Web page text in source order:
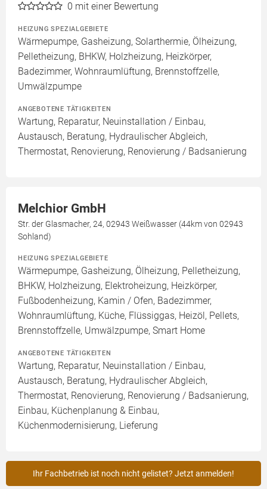
0 mit einer Bewertung
HEIZUNG SPEZIALGEBIETE
Wärmepumpe, Gasheizung, Solarthermie, Ölheizung,
Pelletheizung, BHKW, Holzheizung, Heizkörper,
Badezimmer, Wohnraumlüftung, Brennstoffzelle,
Umwälzpumpe
ANGEBOTENE TÄTIGKEITEN
Wartung, Reparatur, Neuinstallation / Einbau,
Austausch, Beratung, Hydraulischer Abgleich,
Thermostat, Renovierung, Renovierung / Badsanierung
Melchior GmbH
Str. der Glasmacher, 24, 02943 Weißwasser (44km von 02943
Sohland)
HEIZUNG SPEZIALGEBIETE
Wärmepumpe, Gasheizung, Ölheizung, Pelletheizung,
BHKW, Holzheizung, Elektroheizung, Heizkörper,
Fußbodenheizung, Kamin / Ofen, Badezimmer,
Wohnraumlüftung, Küche, Flüssiggas, Heizöl, Pellets,
Brennstoffzelle, Umwälzpumpe, Smart Home
ANGEBOTENE TÄTIGKEITEN
Wartung, Reparatur, Neuinstallation / Einbau,
Austausch, Beratung, Hydraulischer Abgleich,
Thermostat, Renovierung, Renovierung / Badsanierung,
Einbau, Küchenplanung & Einbau,
Küchenmodernisierung, Lieferung
Ihr Fachbetrieb ist noch nicht gelistet? Jetzt anmelden!